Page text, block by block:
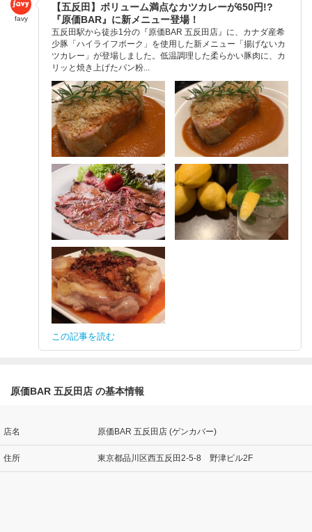
favy
【五反田】ボリューム満点なカツカレーが650円!?
『原価BAR』に新メニュー登場！
五反田駅から徒歩1分の『原価BAR 五反田店』に、カナダ産希
少豚「ハイライフポーク」を使用した新メニュー「揚げないカ
ツカレー」が登場しました。低温調理した柔らかい豚肉に、カ
リッと焼き上げたパン粉...
この記事を読む
原価BAR 五反田店 の基本情報
店名 原価BAR 五反田店 (ゲンカバー)
住所 東京都品川区西五反田2-5-8 野津ビル2F